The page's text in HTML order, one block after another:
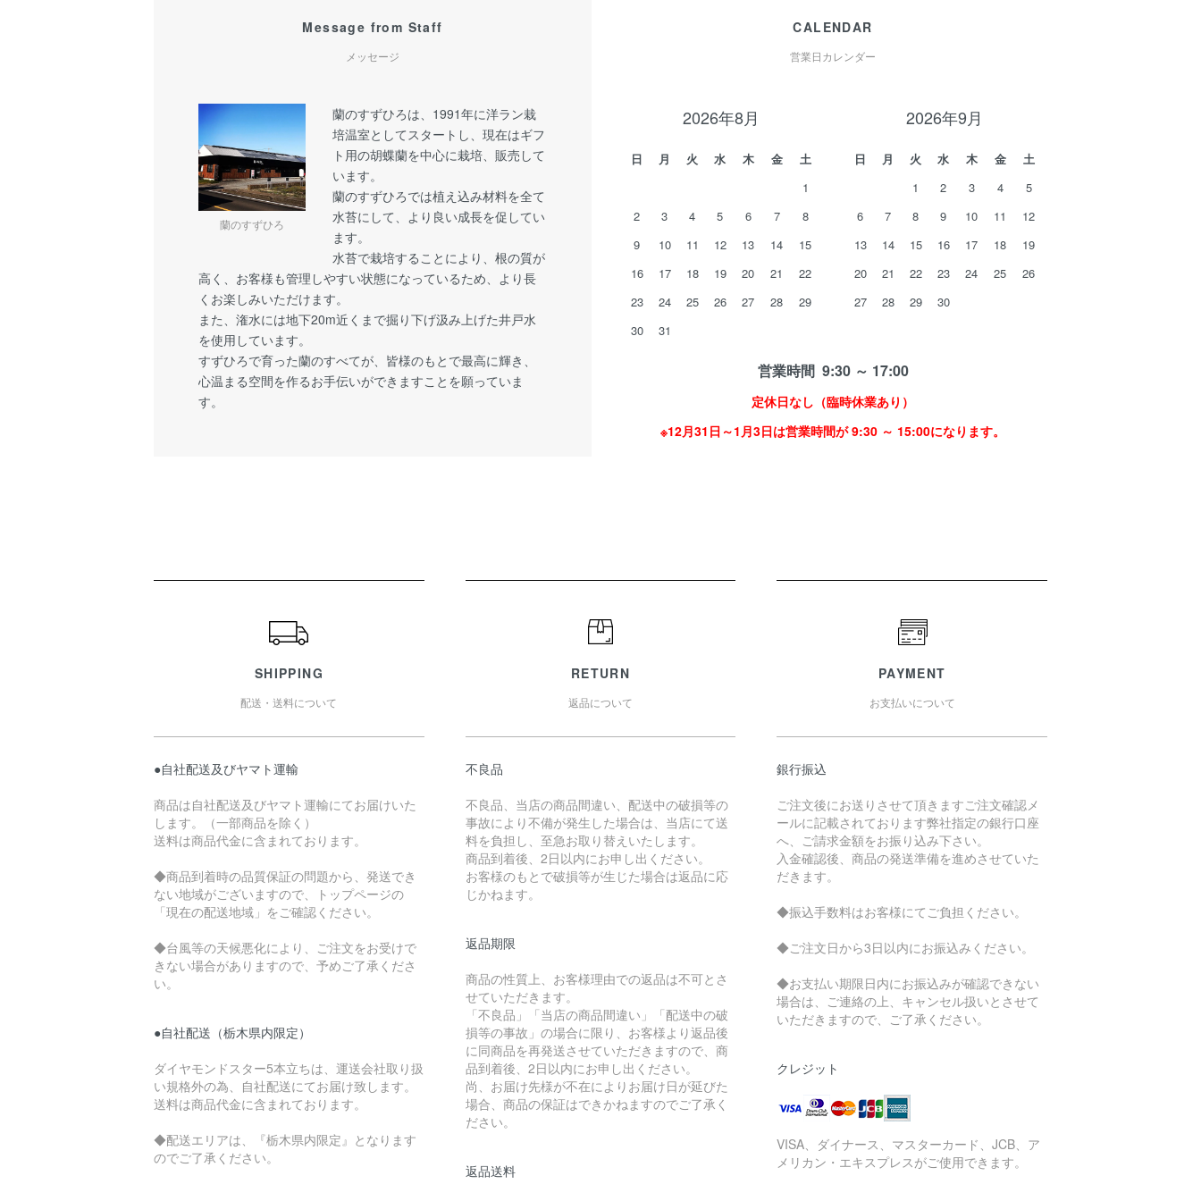
Message from Staff
メッセージ
蘭のすずひろ
蘭のすずひろは、1991年に洋ラン栽
培温室としてスタートし、現在はギフ
ト用の胡蝶蘭を中心に栽培、販売して
います。
蘭のすずひろでは植え込み材料を全て
水苔にして、より良い成長を促してい
ます。
水苔で栽培することにより、根の質が
高く、お客様も管理しやすい状態になっているため、より長
くお楽しみいただけます。
また、潅水には地下20m近くまで掘り下げ汲み上げた井戸水
を使用しています。
すずひろで育った蘭のすべてが、皆様のもとで最高に輝き、
心温まる空間を作るお手伝いができますことを願っていま
す。
CALENDAR
営業日カレンダー
2026年8月
日 月 火 水 木 金
土
1
2
3 4 5 6 7
8
9
10 11 12 13 14
15
16
17 18 19 20 21
22
23
24 25 26 27 28
29
30
31
2026年9月
日 月 火 水 木 金
土
1
2 3 4
5
6
7 8 9 10 11
12
13
14 15 16 17 18
19
20
21 22 23 24 25
26
27
28 29 30
営業時間 9:30 ～ 17:00
定休日なし（臨時休業あり）
※12月31日～1月3日は営業時間が 9:30 ～ 15:00になります。
SHIPPING
配送・送料について
●自社配送及びヤマト運輸
商品は自社配送及びヤマト運輸にてお届けいた
します。（一部商品を除く）
送料は商品代金に含まれております。
◆商品到着時の品質保証の問題から、発送でき
ない地域がございますので、トップページの
「現在の配送地域」をご確認ください。
◆台風等の天候悪化により、ご注文をお受けで
きない場合がありますので、予めご了承くださ
い。
●自社配送（栃木県内限定）
ダイヤモンドスター5本立ちは、運送会社取り扱
い規格外の為、自社配送にてお届け致します。
送料は商品代金に含まれております。
◆配送エリアは、『栃木県内限定』となります
のでご了承ください。
RETURN
返品について
不良品
不良品、当店の商品間違い、配送中の破損等の
事故により不備が発生した場合は、当店にて送
料を負担し、至急お取り替えいたします。
商品到着後、2日以内にお申し出ください。
お客様のもとで破損等が生じた場合は返品に応
じかねます。
返品期限
商品の性質上、お客様理由での返品は不可とさ
せていただきます。
「不良品」「当店の商品間違い」「配送中の破
損等の事故」の場合に限り、お客様より返品後
に同商品を再発送させていただきますので、商
品到着後、2日以内にお申し出ください。
尚、お届け先様が不在によりお届け日が延びた
場合、商品の保証はできかねますのでご了承く
ださい。
返品送料
PAYMENT
お支払いについて
銀行振込
ご注文後にお送りさせて頂きますご注文確認メ
ールに記載されております弊社指定の銀行口座
へ、ご請求金額をお振り込み下さい。
入金確認後、商品の発送準備を進めさせていた
だきます。
◆振込手数料はお客様にてご負担ください。
◆ご注文日から3日以内にお振込みください。
◆お支払い期限日内にお振込みが確認できない
場合は、ご連絡の上、キャンセル扱いとさせて
いただきますので、ご了承ください。
クレジット
VISA、ダイナース、マスターカード、JCB、ア
メリカン・エキスプレスがご使用できます。